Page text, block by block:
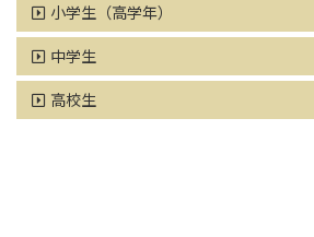
小学生（高学年）
中学生
高校生